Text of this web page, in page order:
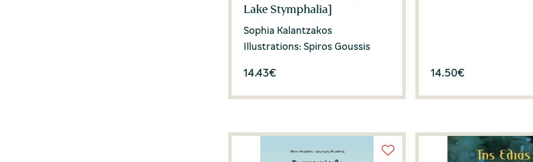
Lake Stymphalia]
Sophia Kalantzakos
Illustrations: Spiros Goussis
14.43€ 14.50€